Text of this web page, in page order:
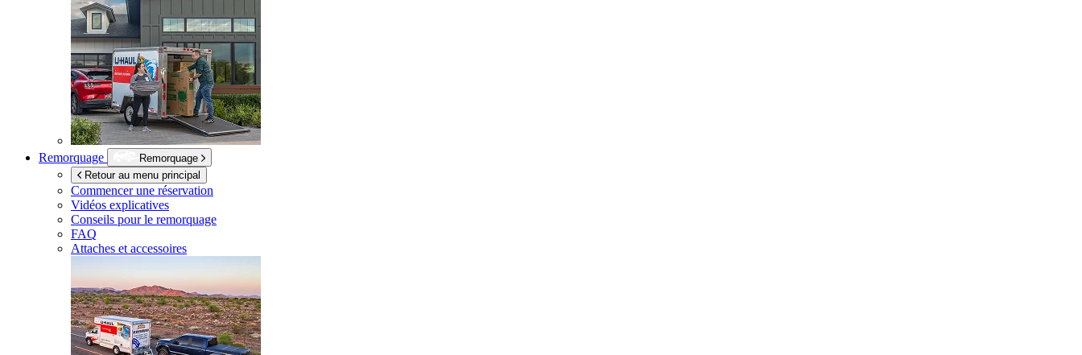
Remorquage
Remorquage
Retour au menu principal
Commencer une réservation
Vidéos explicatives
Conseils pour le remorquage
FAQ
Attaches et accessoires